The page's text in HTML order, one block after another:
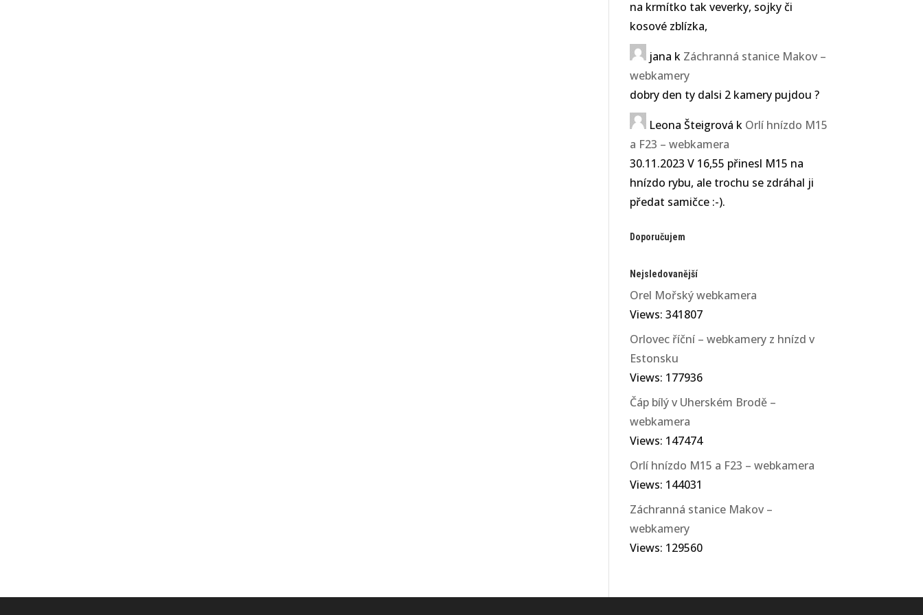
na krmítko tak veverky, sojky či
kosové zblízka,
jana k Záchranná stanice Makov –
webkamery
dobry den ty dalsi 2 kamery pujdou ?
Leona Šteigrová k Orlí hnízdo M15
a F23 – webkamera
30.11.2023 V 16,55 přinesl M15 na
hnízdo rybu, ale trochu se zdráhal ji
předat samičce :-).
Doporučujem
Nejsledovanější
Orel Mořský webkamera
Views: 341807
Orlovec říční – webkamery z hnízd v
Estonsku
Views: 177936
Čáp bílý v Uherském Brodě –
webkamera
Views: 147474
Orlí hnízdo M15 a F23 – webkamera
Views: 144031
Záchranná stanice Makov –
webkamery
Views: 129560